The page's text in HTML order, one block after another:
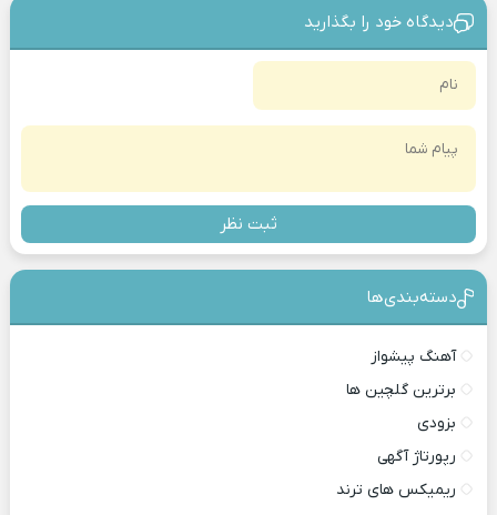
دیدگاه خود را بگذارید
ثبت نظر
دسته‌بندی‎‌‌ها
آهنگ پیشواز
برترین گلچین ها
بزودی
رپورتاژ آگهی
ریمیکس های ترند